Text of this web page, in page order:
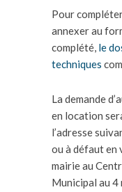
Pour
annexer au
complété, le
techniques
La demande
en location
l’adresse
ou à défaut en
mairie au
Municipal au